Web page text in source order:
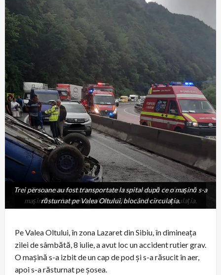
Trei persoane au fost transportate la spital după ce o
mașină s-a răsturnat pe Valea Oltului, blocând circulația.
Trei persoane au fost transportate la spital după ce o mașină s-a
răsturnat pe Valea Oltului, blocând circulația.
Pe Valea Oltului, în zona Lazaret din Sibiu, în dimineața
zilei de sâmbătă, 8 iulie, a avut loc un accident rutier grav.
O mașină s-a izbit de un cap de pod și s-a răsucit în aer,
apoi s-a răsturnat pe șosea.